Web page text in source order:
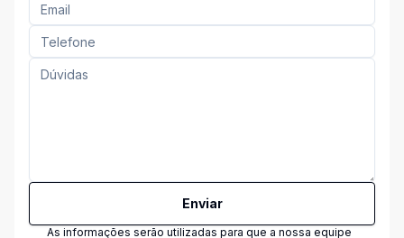
Enviar
As informações serão utilizadas para que a nossa equipe